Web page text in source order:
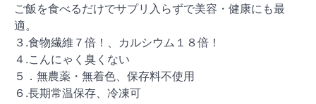
ご飯を食べるだけでサプリ入らずで美容・健康にも最
適。
３.食物繊維７倍！、カルシウム１８倍！
４.こんにゃく臭くない
５．無農薬・無着色、保存料不使用
６.長期常温保存、冷凍可